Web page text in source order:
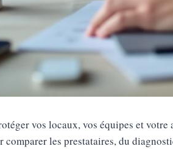
vos locaux, vos équipes et
les prestataires, du